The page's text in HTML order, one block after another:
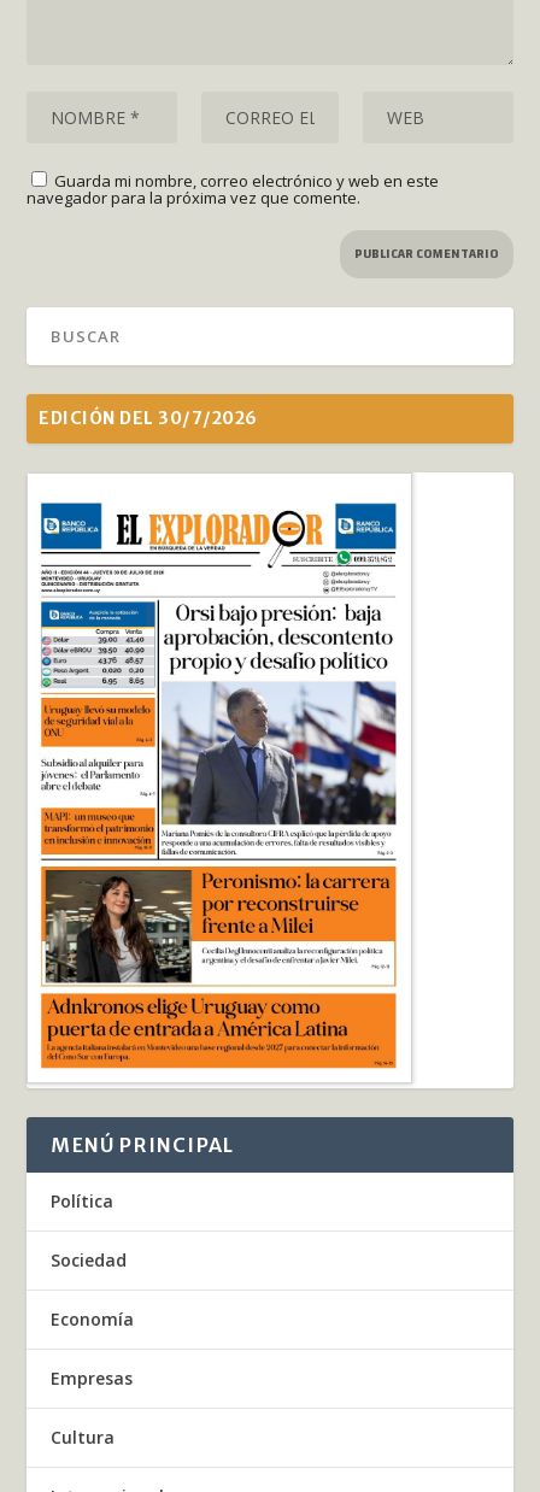
Guarda mi nombre, correo electrónico y web en este
navegador para la próxima vez que comente.
EDICIÓN DEL 30/7/2026
MENÚ PRINCIPAL
Política
Sociedad
Economía
Empresas
Cultura